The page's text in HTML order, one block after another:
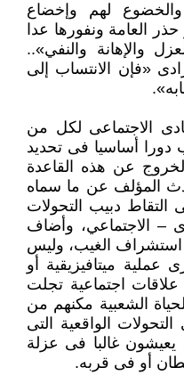
والخضوع لهم وإخضاع
العامة ونفورها عدا
والإهانة والنفي»..
«فإن الانتساب إلى
الاجتماعى لكل من
دورا أساسيا فى تحديد
عن هذه القاعدة
المؤلف عن ما سماه
التقاط دبيب التحولات
– الاجتماعي، وأضاف
استشراف الغيب، وليس
ميتافيزيقية أو
اجتماعية تجلت
الشعبية مكنهم من
الواقعية التى
يعيشون غالبا فى عزلة
أو فى قربه.